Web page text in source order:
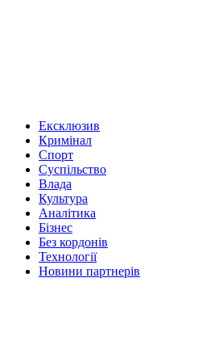
Ексклюзив
Кримінал
Спорт
Суспільство
Влада
Культура
Аналітика
Бізнес
Без кордонів
Технології
Новини партнерів